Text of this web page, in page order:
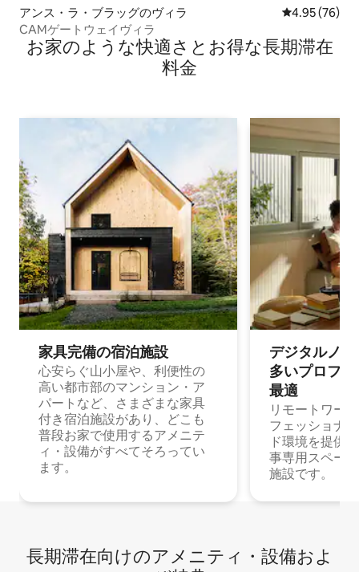
アンス・ラ・ブラッグのヴィラ レビュー76
4.95 (76)
CAMゲートウェイヴィラ
お家のような快⁠適⁠さ⁠とお⁠得⁠な長⁠期⁠滞⁠在
料⁠金
家具完備の宿⁠泊⁠施⁠設
心安らぐ山小屋や、利便性の
高い都市部のマンション・ア
パートなど、さまざまな家具
付き宿泊施設があり、どこも
普段お家で使用するアメニテ
ィ・設備がすべてそろってい
ます。
デジタルノ
多⁠いプ⁠ロ⁠フ⁠
最⁠適
リモートワー
フェッショナ
ド環境を提供
事専用スペー
施設です。
長期滞在向け⁠のア⁠メ⁠ニ⁠テ⁠ィ⁠・設⁠備⁠およ